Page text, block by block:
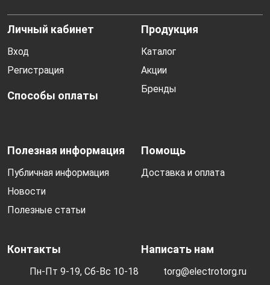
Личный кабинет
Вход
Регистрация
Способы оплаты
Продукция
Каталог
Акции
Бренды
Полезная информация
Публичная информация
Новости
Полезные статьи
Помощь
Доставка и оплата
Контакты
Пн-Пт 9-19, Сб-Вс 10-18
Написать нам
torg@electrotorg.ru